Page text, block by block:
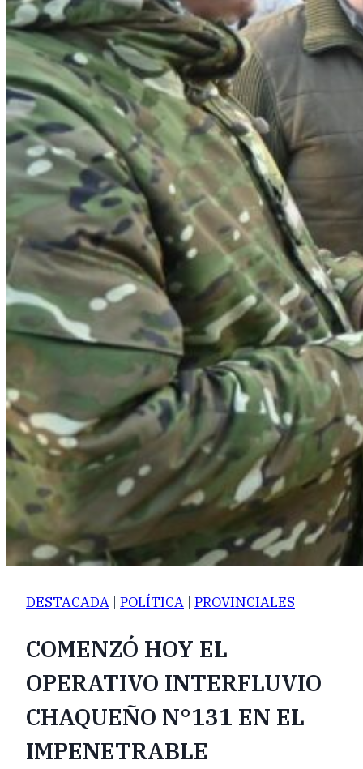
DESTACADA | POLÍTICA | PROVINCIALES
COMENZÓ HOY EL
OPERATIVO INTERFLUVIO
CHAQUEÑO N°131 EN EL
IMPENETRABLE